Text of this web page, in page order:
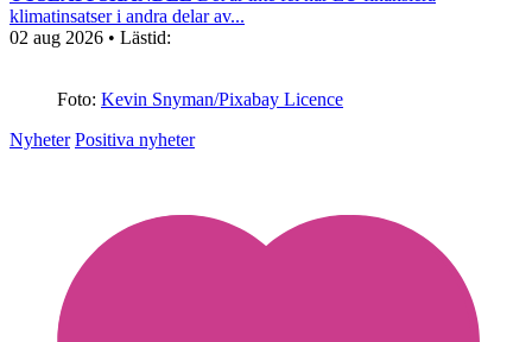
klimatinsatser i andra delar av...
02 aug 2026 • Lästid:
Foto: Kevin Snyman/Pixabay Licence
Nyheter Positiva nyheter